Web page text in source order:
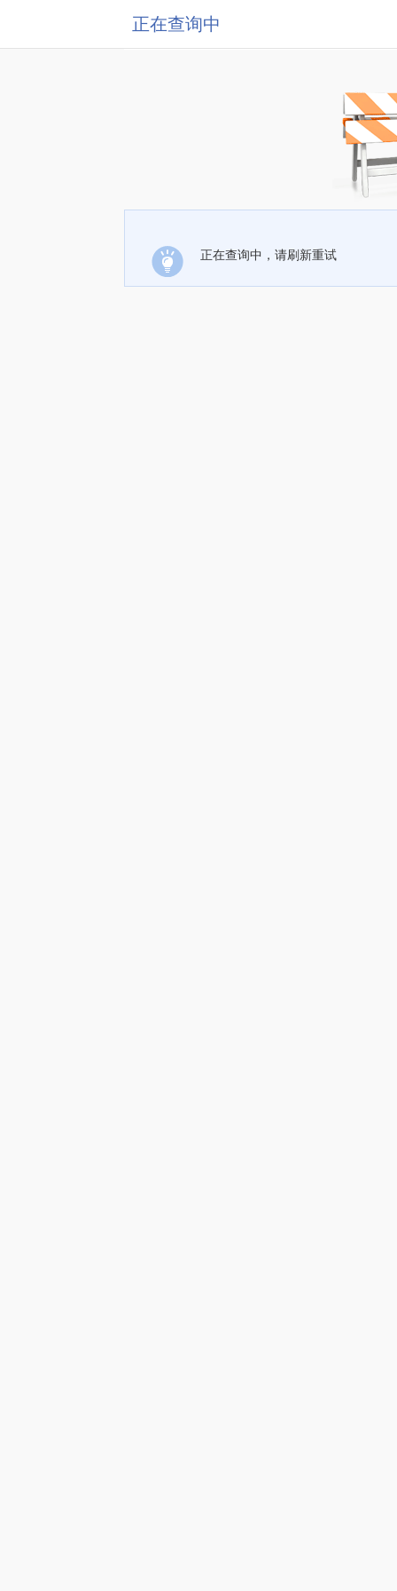
正在查询中
正在查询中，请刷新重试